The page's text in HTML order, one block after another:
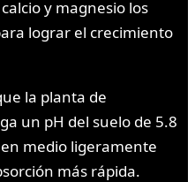
y magnesio los
lograr el crecimiento
la planta de
un pH del suelo de 5.8
medio ligeramente
más rápida.